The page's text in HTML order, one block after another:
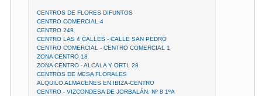
CENTROS DE FLORES DIFUNTOS
CENTRO COMERCIAL 4
CENTRO 249
CENTRO LAS 4 CALLES - CALLE SAN PEDRO
CENTRO COMERCIAL - CENTRO COMERCIAL 1
ZONA CENTRO 18
ZONA CENTRO - ALCALA Y ORTI, 28
CENTROS DE MESA FLORALES
ALQUILO ALMACENES EN IBIZA-CENTRO
CENTRO - VIZCONDESA DE JORBALÁN, Nº 8 1ºA